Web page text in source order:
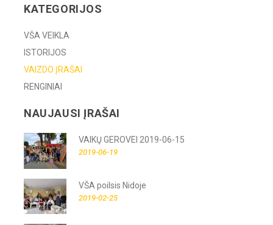
KATEGORIJOS
VŠA VEIKLA
ISTORIJOS
VAIZDO ĮRAŠAI
RENGINIAI
NAUJAUSI ĮRAŠAI
VAIKŲ GEROVEI 2019-06-15
2019-06-19
VŠA poilsis Nidoje
2019-02-25